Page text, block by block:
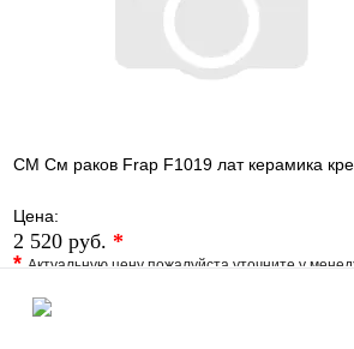
СМ См раков Frap F1019 лат керамика
Цена:
2 520 руб. *
*Актуальную цену пожалуйста уточните у
В избранное